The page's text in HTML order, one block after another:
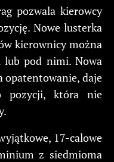
pozwala kierowcy
Nowe lusterka
kierownicy można
lub pod nimi. Nowa
opatentowanie, daje
pozycji, która nie
17-calowe
z siedmioma